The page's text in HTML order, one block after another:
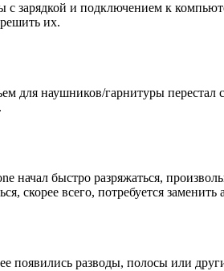
с зарядкой и подключением к
их.
для наушников/гарнитуры перестал
начал быстро разряжаться,
скорее всего, потребуется заменить
появились разводы, полосы или